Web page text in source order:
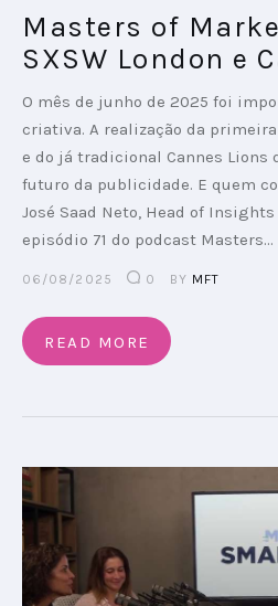
Masters of
SXSW London e
O mês de junho de 2025 foi
criativa. A realização da primeira
e do já tradicional Cannes Lions
futuro da publicidade. E quem
José Saad Neto, Head of
episódio 71 do podcast Masters…
06/08/2025 0 BY MFT
READ MORE